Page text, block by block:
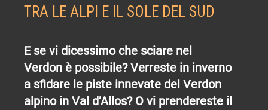
TRA LE ALPI E IL SOLE DEL SUD
E se vi dicessimo che sciare nel
Verdon è possibile? Verreste in inverno
a sfidare le piste innevate del Verdon
alpino in Val d’Allos? O vi prendereste il